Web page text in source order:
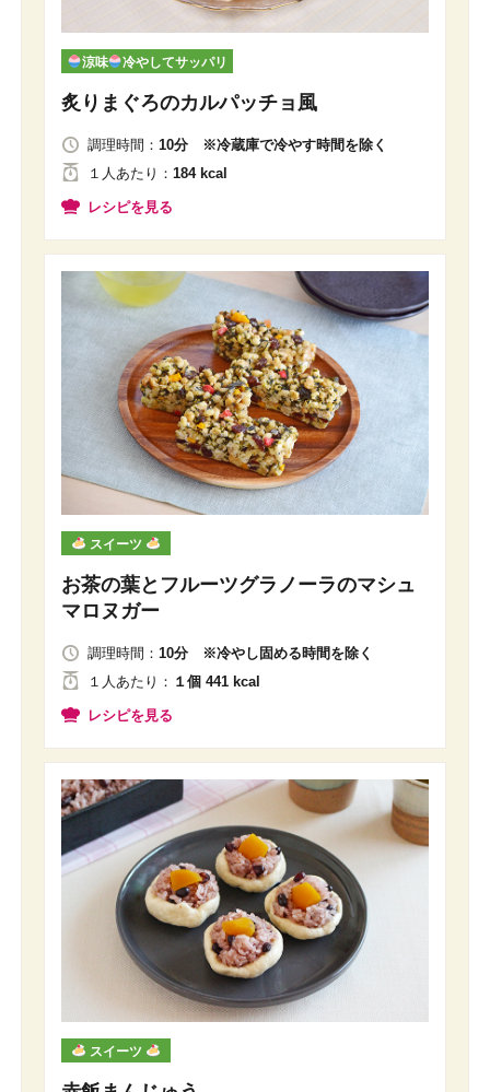
涼味 冷やしてサッパリ
炙りまぐろのカルパッチョ風
調理時間： 10分 ※冷蔵庫で冷やす時間を除く
１人あたり ： 184 kcal
レシピを見る
スイーツ
お茶の葉とフルーツグラノーラのマシュ
マロヌガー
調理時間： 10分 ※冷やし固める時間を除く
１人 あたり ： １個 441 kcal
レシピを見る
スイーツ